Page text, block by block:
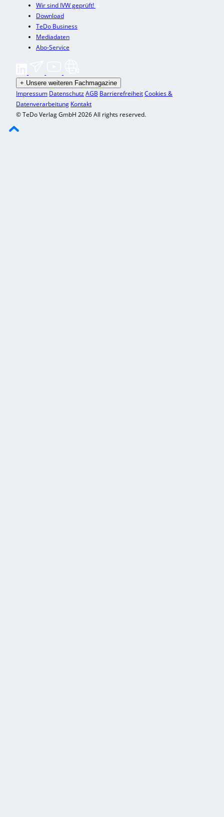
Wir sind IVW geprüft!
Download
TeDo Business
Mediadaten
Abo-Service
+ Unsere weiteren Fachmagazine
Impressum DatenschutzAGB BarrierefreiheitCookies &
Datenverarbeitung Kontakt
© TeDo Verlag GmbH 2026 All rights reserved.